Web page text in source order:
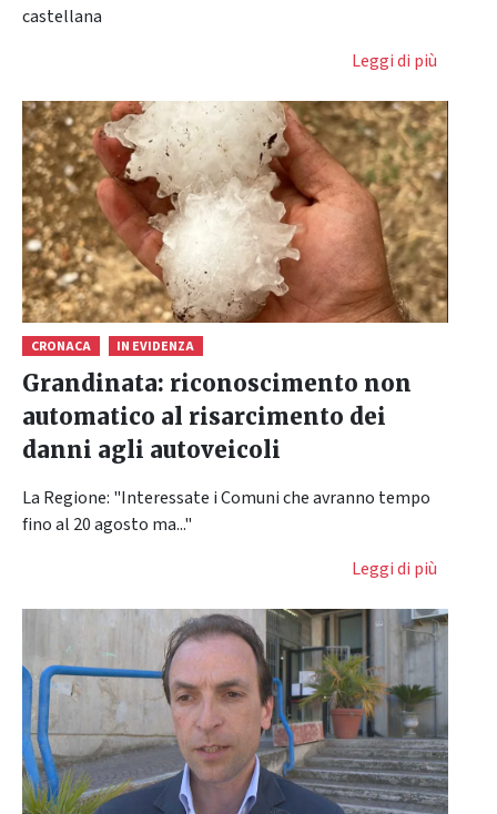
castellana
Leggi di più
CRONACA IN EVIDENZA
Grandinata: riconoscimento non
automatico al risarcimento dei
danni agli autoveicoli
La Regione: "Interessate i Comuni che avranno tempo
fino al 20 agosto ma..."
Leggi di più